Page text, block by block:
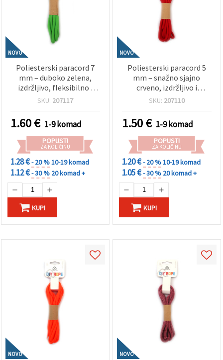
NOVO
Poliesterski paracord 7
mm – duboko zelena,
izdržljivo, fleksibilno i
dekorativno uže za hobi i
SKU: 207117
1.60€ 1-9 komad
POPUSTI
ZA KOLIČINU
1.28 €- 20 %10-19 komad
1.12 €- 30 % 20 komad +
KUPI
NOVO
Poliesterski paracord 5
mm – snažno sjajno
crveno, izdržljivo i
fleksibilno ukrasno uže za
SKU: 207110
1.50€ 1-9 komad
POPUSTI
ZA KOLIČINU
1.20 €- 20 %10-19 komad
1.05 €- 30 % 20 komad +
KUPI
NOVO NOVO